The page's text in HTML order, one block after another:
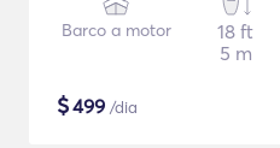
Barco a motor
18 ft
5 m
$499 /dia